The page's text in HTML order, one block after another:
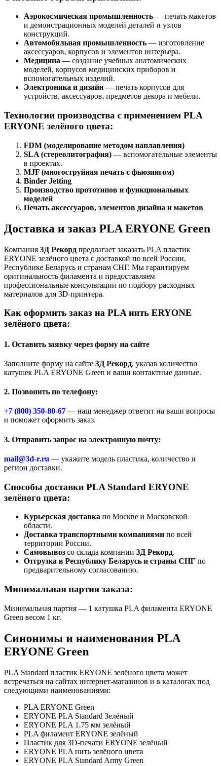
Аэрокосмическая промышленность — печать макетов
и демонстрационных моделей деталей и узлов
конструкций.
Автомобильная промышленность — изготовление
аксессуаров, корпусов и элементов интерьера.
Медицина — создание учебных анатомических
моделей, корпусов медицинских приборов и
вспомогательных изделий.
Электроника и дизайн — печать корпусов для
устройств, аксессуаров, предметов декора и мебели.
Технологии производства с применением PLA
ERYONE зелёного цвета:
FDM (моделирование методом наплавления)
SLA (стереолитография) — вспомогательные элементы
в проектах.
MJF (многоструйная печать с фьюзингом)
Binder Jetting
Производство прототипов и функциональных
моделей
Печать аксессуаров, элементов дизайна и макетов
Доставка и заказ PLA ERYONE Green
Компания 3Д Рекорд предлагает заказать PLA пластик
ERYONE зелёного цвета с доставкой по всей России,
Республике Беларусь и странам СНГ. Мы гарантируем
оригинальность филамента и предоставляем
профессиональные консультации по подбору расходных
материалов для 3D-принтера.
Как оформить заказ на PLA нить ERYONE
зелёного цвета:
1. Оставить заявку через форму на сайте
Заполните форму на сайте 3Д Рекорд, указав количество
катушек PLA ERYONE Green и ваши контактные данные.
2. Позвонить по телефону:
+7 (800) 350-80-67 — наш менеджер ответит на ваши вопросы
и поможет оформить заказ.
3. Отправить запрос на электронную почту:
mail@3d-r.ru — укажите модель пластика, количество и
регион доставки.
Способы доставки PLA Standard ERYONE
зелёного цвета:
Курьерская доставка по Москве и Московской
области.
Доставка транспортными компаниями по всей
территории России.
Самовывоз со склада компании 3Д Рекорд.
Отгрузка в Республику Беларусь и страны СНГ по
предварительному согласованию.
Минимальная партия заказа:
Минимальная партия — 1 катушка PLA филамента ERYONE
Green весом 1 кг.
Синонимы и наименования PLA
ERYONE Green
PLA Standard пластик ERYONE зелёного цвета может
встречаться на сайтах интернет-магазинов и в каталогах под
следующими наименованиями:
PLA ERYONE Green
ERYONE PLA Standard Зелёный
ERYONE PLA 1.75 мм зелёный
PLA филамент ERYONE зелёный
Пластик для 3D-печати ERYONE зелёный
ERYONE PLA нить зелёного цвета
ERYONE PLA Standard Army Green